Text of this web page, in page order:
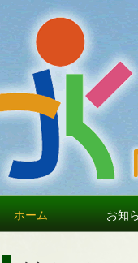
ホーム お知